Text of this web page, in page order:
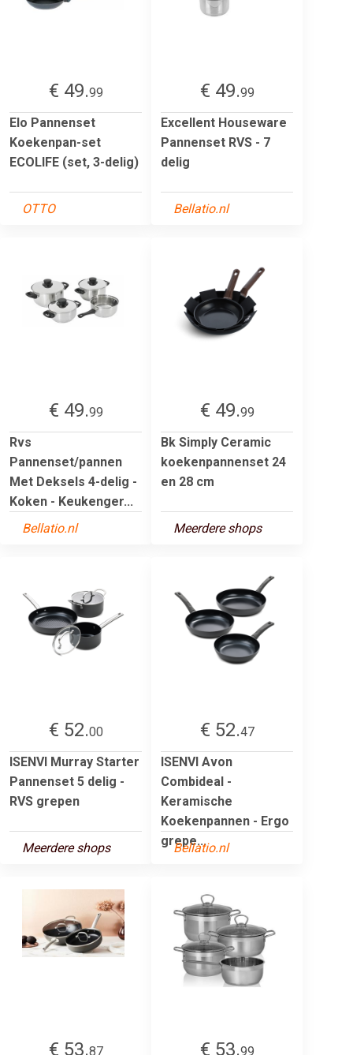
€ 49.99
Elo Pannenset
Koekenpan-set
ECOLIFE (set, 3-delig)
OTTO
€ 49.99
Excellent Houseware
Pannenset RVS - 7
delig
Bellatio.nl
€ 49.99
Rvs
Pannenset/pannen
Met Deksels 4-delig -
Koken - Keukenger...
Bellatio.nl
€ 49.99
Bk Simply Ceramic
koekenpannenset 24
en 28 cm
Meerdere shops
€ 52.00
ISENVI Murray Starter
Pannenset 5 delig -
RVS grepen
Meerdere shops
€ 52.47
ISENVI Avon
Combideal -
Keramische
Koekenpannen - Ergo
grepe...
Bellatio.nl
€ 53.87
€ 53.99